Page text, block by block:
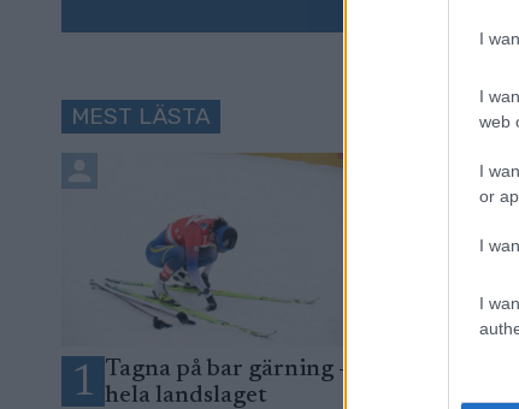
I
I
web
I
or
I
I
MEST LÄSTA
1 Tagna på bar gärning –
hela landslaget
gånger –